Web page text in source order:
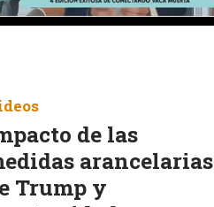
de las
arancelarias
Trump y